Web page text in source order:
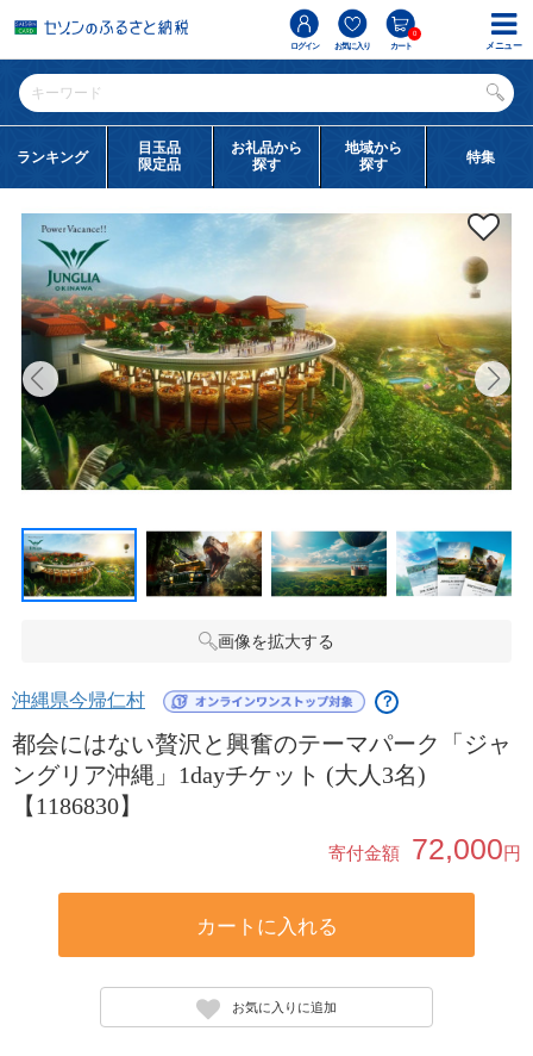
ログイン お気に入り カート
0
ランキング
目玉品
限定品
お礼品から
探す
地域から
探す
特集
画像を拡大する
沖縄県今帰仁村 ？
都会にはない贅沢と興奮のテーマパーク「ジャ
ングリア沖縄」1dayチケット (大人3名)
【1186830】
寄付金額 72,000円
カートに入れる
お気に入りに追加
メニュー